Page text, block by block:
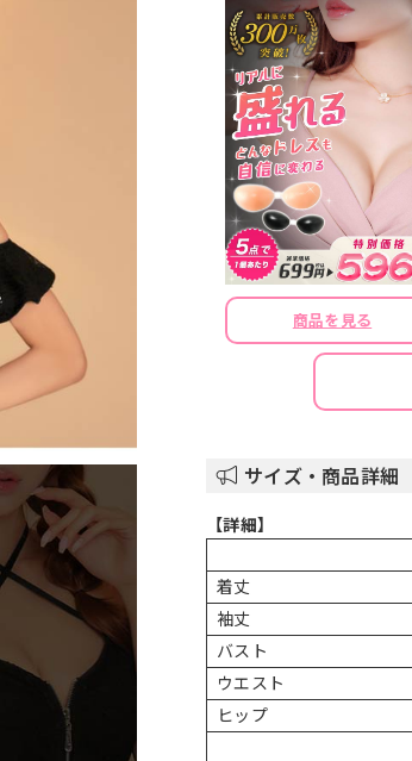
商品を見る
サイズ・商品詳細
【詳細】
着丈
袖丈
バスト
ウエスト
ヒップ